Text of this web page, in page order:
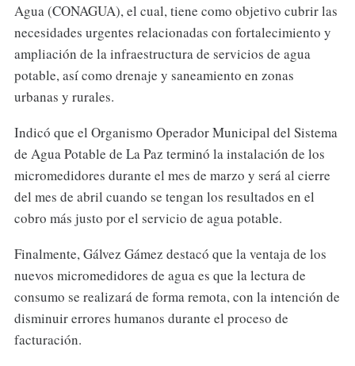
Agua (CONAGUA), el cual, tiene como objetivo cubrir las
necesidades urgentes relacionadas con fortalecimiento y
ampliación de la infraestructura de servicios de agua
potable, así como drenaje y saneamiento en zonas
urbanas y rurales.
Indicó que el Organismo Operador Municipal del Sistema
de Agua Potable de La Paz terminó la instalación de los
micromedidores durante el mes de marzo y será al cierre
del mes de abril cuando se tengan los resultados en el
cobro más justo por el servicio de agua potable.
Finalmente, Gálvez Gámez destacó que la ventaja de los
nuevos micromedidores de agua es que la lectura de
consumo se realizará de forma remota, con la intención de
disminuir errores humanos durante el proceso de
facturación.